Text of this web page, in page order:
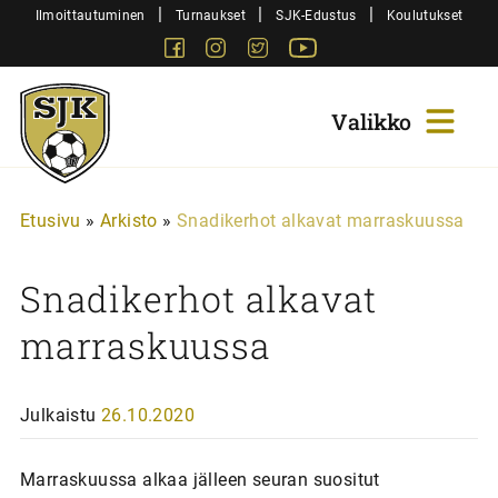
SiirryIlmoittautuminen | Turnaukset | SJK-Edustus | Koulutukset
FacebookInstagram
Twitter
Sjk-
Juniorit
Etusivu » Arkisto » Snadikerhot alkavat marraskuussa
Snadikerhot alkavat
marraskuussa
Julkaistu 26.10.2020
Marraskuussa alkaa jälleen seuran suositut